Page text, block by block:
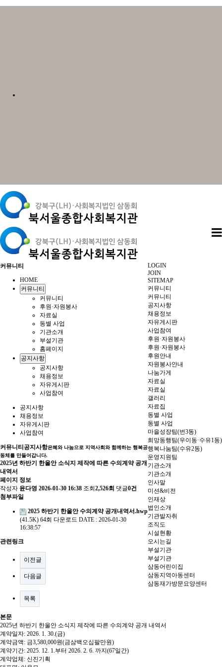
LOGIN
JOIN
SITEMAP
커뮤니티
커뮤니티
공지사항
채용정보
자유게시판
사업참여
후원·자원봉사
후원·자원봉사
후원안내
자원봉사안내
나눔가게
자료실
자료실
갤러리
자료집
동별 사업
동별 사업
마을성장팀(번3동)
희망동행팀(우이동·수유1동)
행복나눔팀(수유2동)
운영지원팀
기관소개
기관소개
인사말
미션&비전
인재상
법인소개
기관발자취
조직도
시설현황
오시는길
부설기관
부설기관
삼동어린이집
삼동지역아동센터
삼동재가방문요양센터
커뮤니티
HOME
커뮤니티
커뮤니티
후원·자원봉사
자료실
동별 사업
기관소개
부설기관
홈페이지
공지사항
공지사항
채용정보
자유게시판
사업참여
공지사항
채용정보
자유게시판
사업참여
커뮤니티 공지사항은혜와 나눔으로 지역사회와 함께하는 행복공
동체를 만들어갑니다.
2025년 하반기 한울안 소식지 제작에 따른 수의계약 공개
내역서
페이지 정보
작성자 윤다영 2026-01-30 16:38 조회 2,526회 댓글0건
첨부파일
2025 하반기 한울안 수의계약 공개내역서.hwp
(41.5K) 64회 다운로드 DATE : 2026-01-30
16:38:57
관련링크
이전글
다음글
목록
본문
2025년 하반기 한울안 소식지 제작에 따른 수의계약 공개 내역서
계약일자: 2026. 1. 30.(금)
계약금액: 금3,580,000원(금삼백오십팔만원)
계약기간: 2025. 12. 1.부터 2026. 2. 6. 까지(67일간)
계약업체: 신진기획